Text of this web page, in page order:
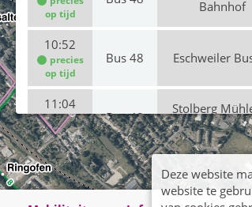
op tijd
Bahnhof
10:52
precies
op tijd
Bus 48 Eschweiler
11:04
precies
op tijd
Bus 48
Stolberg
Bahnhof
11:22
precies
op tijd
Bus 48
Eschweiler
Deze website
website te